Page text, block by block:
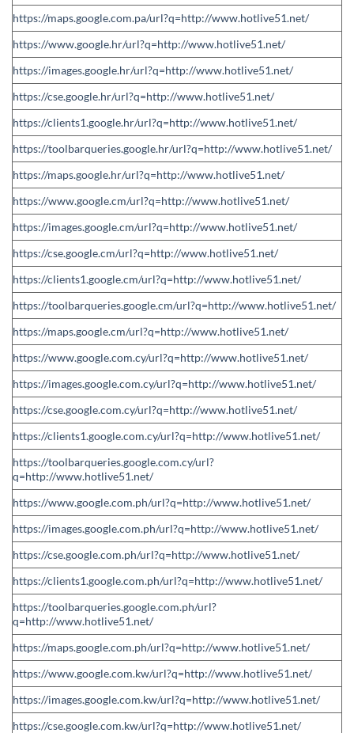
https://maps.google.com.pa/url?q=http://www.hotlive51.net/
https://www.google.hr/url?q=http://www.hotlive51.net/
https://images.google.hr/url?q=http://www.hotlive51.net/
https://cse.google.hr/url?q=http://www.hotlive51.net/
https://clients1.google.hr/url?q=http://www.hotlive51.net/
https://toolbarqueries.google.hr/url?q=http://www.hotlive51.net/
https://maps.google.hr/url?q=http://www.hotlive51.net/
https://www.google.cm/url?q=http://www.hotlive51.net/
https://images.google.cm/url?q=http://www.hotlive51.net/
https://cse.google.cm/url?q=http://www.hotlive51.net/
https://clients1.google.cm/url?q=http://www.hotlive51.net/
https://toolbarqueries.google.cm/url?q=http://www.hotlive51.net/
https://maps.google.cm/url?q=http://www.hotlive51.net/
https://www.google.com.cy/url?q=http://www.hotlive51.net/
https://images.google.com.cy/url?q=http://www.hotlive51.net/
https://cse.google.com.cy/url?q=http://www.hotlive51.net/
https://clients1.google.com.cy/url?q=http://www.hotlive51.net/
https://toolbarqueries.google.com.cy/url?
q=http://www.hotlive51.net/
https://www.google.com.ph/url?q=http://www.hotlive51.net/
https://images.google.com.ph/url?q=http://www.hotlive51.net/
https://cse.google.com.ph/url?q=http://www.hotlive51.net/
https://clients1.google.com.ph/url?q=http://www.hotlive51.net/
https://toolbarqueries.google.com.ph/url?
q=http://www.hotlive51.net/
https://maps.google.com.ph/url?q=http://www.hotlive51.net/
https://www.google.com.kw/url?q=http://www.hotlive51.net/
https://images.google.com.kw/url?q=http://www.hotlive51.net/
https://cse.google.com.kw/url?q=http://www.hotlive51.net/